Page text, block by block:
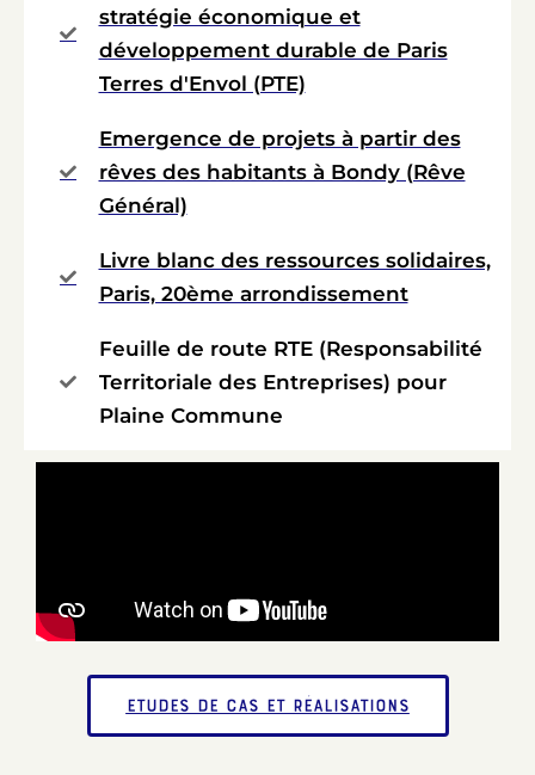
stratégie économique et
développement durable de Paris
Terres d'Envol (PTE)
Emergence de projets à partir des
rêves des habitants à Bondy (Rêve
Général)
Livre blanc des ressources solidaires,
Paris, 20ème arrondissement
Feuille de route RTE (Responsabilité
Territoriale des Entreprises) pour
Plaine Commune
Etudes de cas et réalisations